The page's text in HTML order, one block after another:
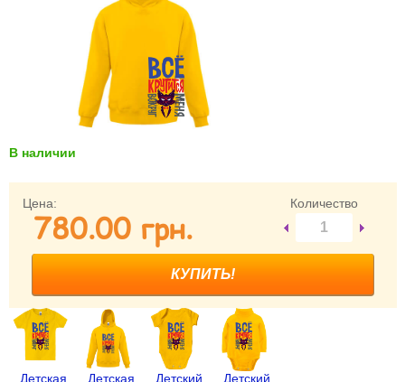
Имя пользователя (логин)
Запомнить меня
Забыли имя пользователя (логин)?
Регистрация
В наличии
Цена:
780.00 грн.
Количество
Детская
Детская
Детский
Детский